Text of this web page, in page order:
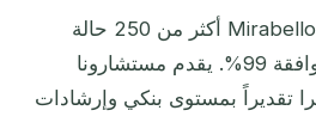
معالجت Mirabello Consultancy أكثر من 250 حالة
جنسية كاريبية بمعدل موافقة 99%. يقدم مستشارونا
تقديراً بمستوى بنكي وإرشادات